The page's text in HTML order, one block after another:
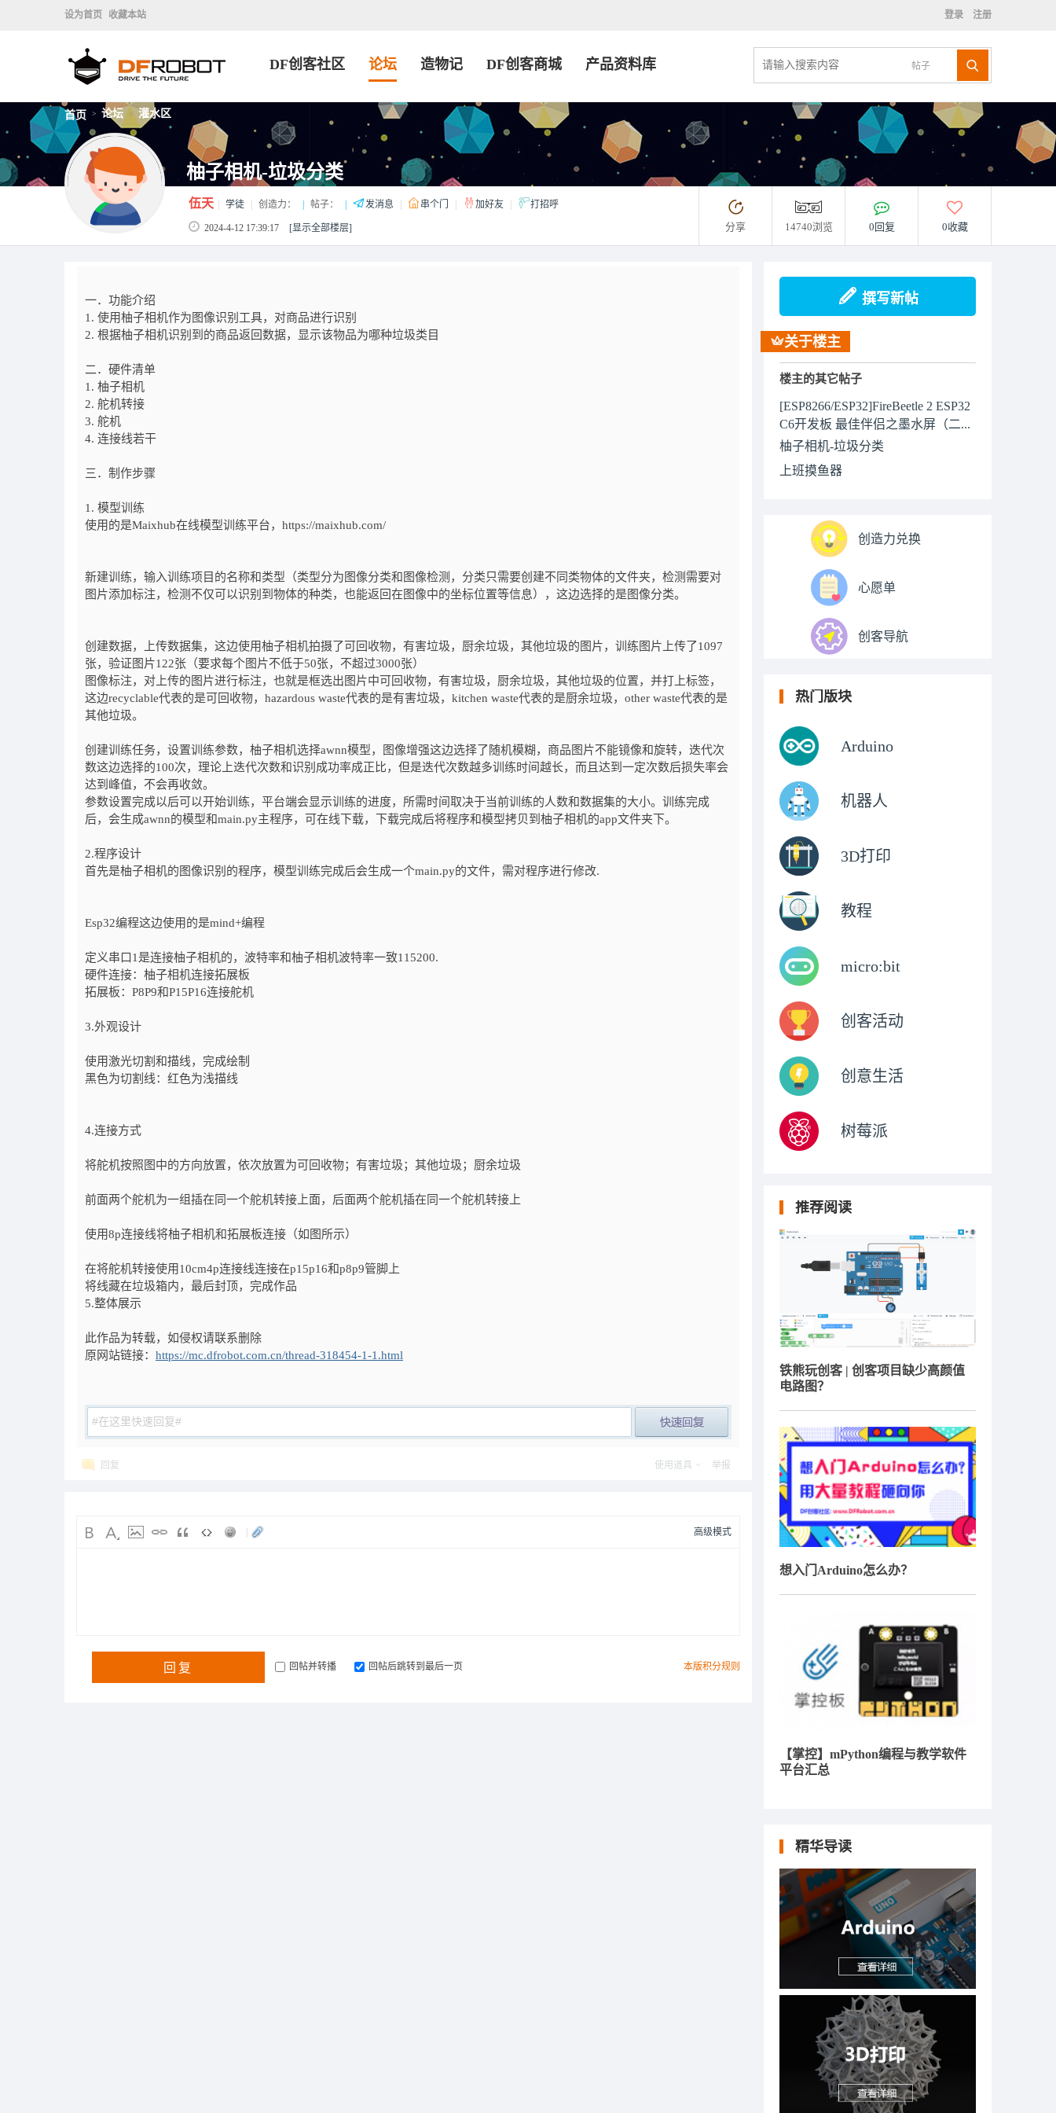
设为首页 收藏本站 登录 注册
帖子
DF创客社区 论坛 造物记 DF创客商城 产品资料库
首页 > 论坛 > 灌水区
柚子相机-垃圾分类
伍天 学徒 创造力： 帖子： 发消息 串个门 加好友 打招呼
2024-4-12 17:39:17 [显示全部楼层] 分享 14740浏览 0回复 0收藏
一．功能介绍
1. 使用柚子相机作为图像识别工具，对商品进行识别
2. 根据柚子相机识别到的商品返回数据，显示该物品为哪种垃圾类目
二．硬件清单
1. 柚子相机
2. 舵机转接
3. 舵机
4. 连接线若干
三．制作步骤
1. 模型训练
使用的是Maixhub在线模型训练平台，https://maixhub.com/
新建训练，输入训练项目的名称和类型（类型分为图像分类和图像检测，分类只需要创建不同类物体的文件夹，检测需要对
图片添加标注，检测不仅可以识别到物体的种类，也能返回在图像中的坐标位置等信息），这边选择的是图像分类。
创建数据，上传数据集，这边使用柚子相机拍摄了可回收物，有害垃圾，厨余垃圾，其他垃圾的图片，训练图片上传了1097
张，验证图片122张（要求每个图片不低于50张，不超过3000张）
图像标注，对上传的图片进行标注，也就是框选出图片中可回收物，有害垃圾，厨余垃圾，其他垃圾的位置，并打上标签，
这边recyclable代表的是可回收物，hazardous waste代表的是有害垃圾，kitchen waste代表的是厨余垃圾，other waste代表的是
其他垃圾。
创建训练任务，设置训练参数，柚子相机选择awnn模型，图像增强这边选择了随机模糊，商品图片不能镜像和旋转，迭代次
数这边选择的100次，理论上迭代次数和识别成功率成正比，但是迭代次数越多训练时间越长，而且达到一定次数后损失率会
达到峰值，不会再收敛。
参数设置完成以后可以开始训练，平台端会显示训练的进度，所需时间取决于当前训练的人数和数据集的大小。训练完成
后，会生成awnn的模型和main.py主程序，可在线下载，下载完成后将程序和模型拷贝到柚子相机的app文件夹下。
2.程序设计
首先是柚子相机的图像识别的程序，模型训练完成后会生成一个main.py的文件，需对程序进行修改.
Esp32编程这边使用的是mind+编程
定义串口1是连接柚子相机的，波特率和柚子相机波特率一致115200.
硬件连接：柚子相机连接拓展板
拓展板：P8P9和P15P16连接舵机
3.外观设计
使用激光切割和描线，完成绘制
黑色为切割线：红色为浅描线
4.连接方式
将舵机按照图中的方向放置，依次放置为可回收物；有害垃圾；其他垃圾；厨余垃圾
前面两个舵机为一组插在同一个舵机转接上面，后面两个舵机插在同一个舵机转接上
使用8p连接线将柚子相机和拓展板连接（如图所示）
在将舵机转接使用10cm4p连接线连接在p15p16和p8p9管脚上
将线藏在垃圾箱内，最后封顶，完成作品
5.整体展示
此作品为转载，如侵权请联系删除
原网站链接： https://mc.dfrobot.com.cn/thread-318454-1-1.html
回复 使用道具 举报
高级模式
本版积分规则
回复 回帖并转播 回帖后跳转到最后一页
撰写新帖
关于楼主
楼主的其它帖子
[ESP8266/ESP32]FireBeetle 2 ESP32
C6开发板 最佳伴侣之墨水屏（二...
柚子相机-垃圾分类
上班摸鱼器
创造力兑换
心愿单
创客导航
热门版块
Arduino
机器人
3D打印
教程
micro:bit
创客活动
创意生活
树莓派
推荐阅读
铁熊玩创客 | 创客项目缺少高颜值
电路图？
想入门Arduino怎么办？
【掌控】mPython编程与教学软件
平台汇总
精华导读